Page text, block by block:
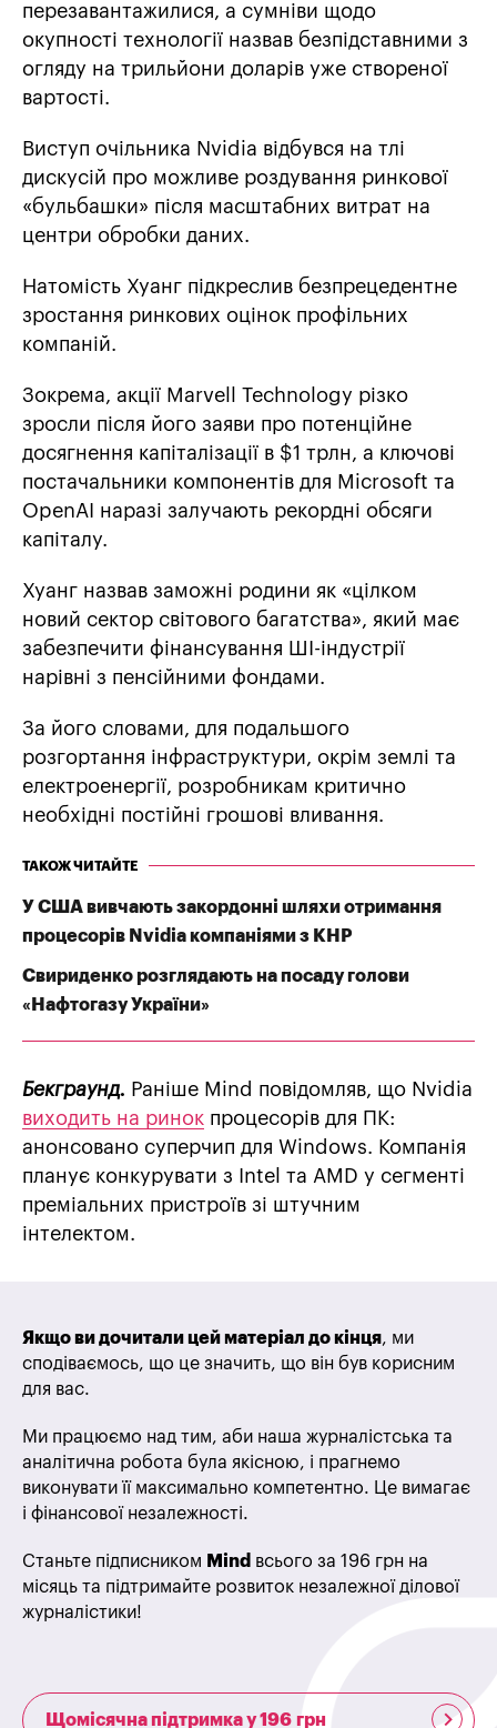
перезавантажилися, а сумніви щодо
окупності технології назвав безпідставними з
огляду на трильйони доларів уже створеної
вартості.
Виступ очільника Nvidia відбувся на тлі
дискусій про можливе роздування ринкової
«бульбашки» після масштабних витрат на
центри обробки даних.
Натомість Хуанг підкреслив безпрецедентне
зростання ринкових оцінок профільних
компаній.
Зокрема, акції Marvell Technology різко
зросли після його заяви про потенційне
досягнення капіталізації в $1 трлн, а ключові
постачальники компонентів для Microsoft та
OpenAI наразі залучають рекордні обсяги
капіталу.
Хуанг назвав заможні родини як «цілком
новий сектор світового багатства», який має
забезпечити фінансування ШІ-індустрії
нарівні з пенсійними фондами.
За його словами, для подальшого
розгортання інфраструктури, окрім землі та
електроенергії, розробникам критично
необхідні постійні грошові вливання.
ТАКОЖ ЧИТАЙТЕ
У США вивчають закордонні шляхи отримання
процесорів Nvidia компаніями з КНР
Свириденко розглядають на посаду голови
«Нафтогазу України»
Бекграунд. Раніше Mind повідомляв, що Nvidia
виходить на ринок процесорів для ПК:
анонсовано суперчип для Windows. Компанія
планує конкурувати з Intel та AMD у сегменті
преміальних пристроїв зі штучним
інтелектом.
Якщо ви дочитали цей матеріал до кінця, ми
сподіваємось, що це значить, що він був корисним
для вас.
Ми працюємо над тим, аби наша журналістська та
аналітична робота була якісною, і прагнемо
виконувати її максимально компетентно. Це вимагає
і фінансової незалежності.
Станьте підписником Mind всього за 196 грн на
місяць та підтримайте розвиток незалежної ділової
журналістики!
Щомісячна підтримка у 196 грн